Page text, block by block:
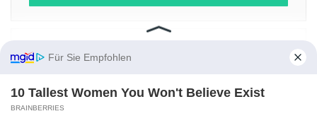
S&P 500
Für Sie Empfohlen
10 Tallest Women You Won't Believe Exist
BRAINBERRIES